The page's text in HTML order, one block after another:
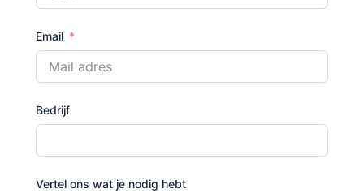
Email
Bedrijf
Vertel ons wat je nodig hebt